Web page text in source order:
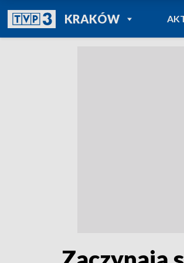
KRAKÓWPOWRÓT DO
TVP REGIONY